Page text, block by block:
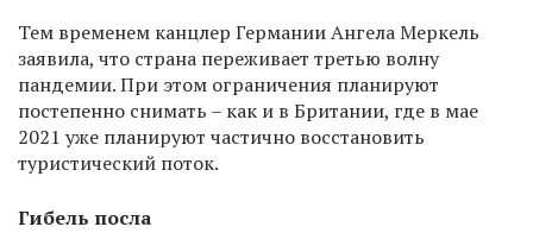
Тем временем канцлер Германии Ангела Меркель
заявила, что страна переживает третью волну
пандемии. При этом ограничения планируют
постепенно снимать – как и в Британии, где в мае
2021 уже планируют частично восстановить
туристический поток.
Гибель посла